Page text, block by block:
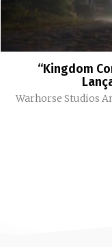
“Kingdom
Warhorse Studios